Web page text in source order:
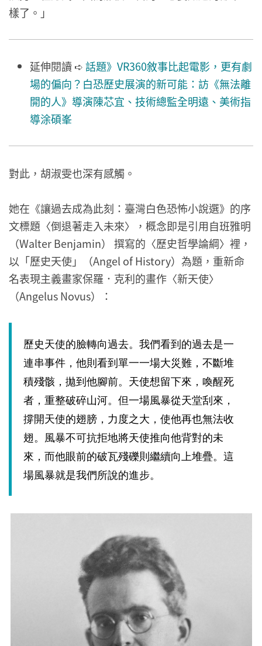
樣了。」
延伸閱讀 ➪話題》VR360敘事比起電影，更有劇
場的偏向？白恐歷史展演的新可能：訪《無法離
開的人》導演陳芯宜、技術總監全明遠、美術指
導涂碩峯
對此，胡淑雯也深有感觸。
她在《讓過去成為此刻：臺灣白色恐怖小說選》的序
文標題〈倒退著走入未來〉，概念即是引用自班雅明
（Walter Benjamin） 撰寫的〈歷史哲學論綱〉裡，
以「歷史天使」（Angel of History）為題，重新命
名表現主義畫家保羅．克利的畫作〈新天使〉
（Angelus Novus）：
歷史天使的臉轉向過去。我們看到的過去是一
連串事件，他則看到單一一場大災難，不斷堆
積殘骸，拋到他腳前。天使想留下來，喚醒死
者，重整破碎山河。但一場風暴從天堂刮來，
撐開天使的翅膀，力度之大，使他再也無法收
翅。風暴不可抗拒地將天使推向他背對的未
來，而他眼前的破瓦殘礫則繼續向上堆疊。這
場風暴就是我們所說的進步。